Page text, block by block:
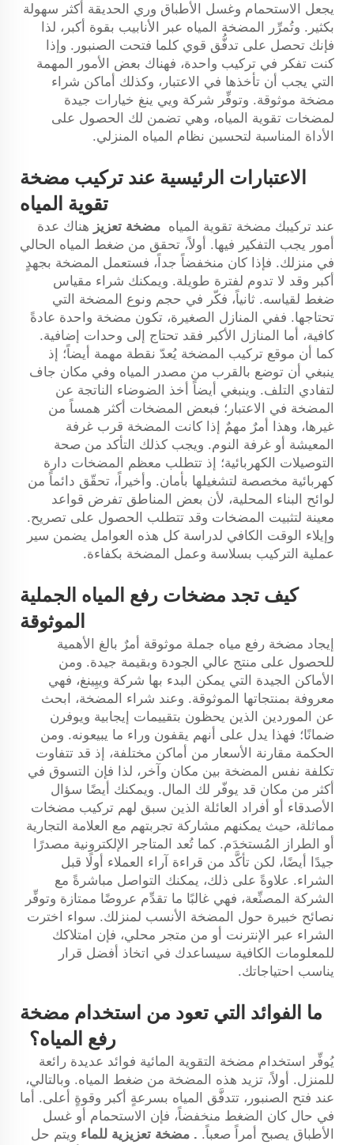
يجعل الاستحمام وغسل الأطباق وري الحديقة أكثر سهولة
بكثير. وتُمرِّر المضخة المياه عبر الأنابيب بقوة أكبر، لذا
فإنك تحصل على تدفُّق قوي كلما فتحت الصنبور. وإذا
كنت تفكر في تركيب واحدة، فهناك بعض الأمور المهمة
التي يجب أن تأخذها في الاعتبار، وكذلك أماكن شراء
مضخة موثوقة. وتوفِّر شركة ويي ينغ خيارات جيدة
لمضخات تقوية المياه، وهي تضمن لك الحصول على
الأداة المناسبة لتحسين نظام المياه المنزلي.
الاعتبارات الرئيسية عند تركيب مضخة
تقوية المياه
عند تركيبك مضخة تقوية المياه مضخة تعزيز هناك عدة
أمور يجب التفكير فيها. أولاً، تحقق من ضغط المياه الحالي
في منزلك. فإذا كان منخفضاً جداً، فستعمل المضخة بجهدٍ
أكبر وقد لا تدوم لفترة طويلة. ويمكنك شراء مقياس
ضغط لقياسه. ثانياً، فكّر في حجم ونوع المضخة التي
تحتاجها. ففي المنازل الصغيرة، تكون مضخة واحدة عادةً
كافية، أما المنازل الأكبر فقد تحتاج إلى وحدات إضافية.
كما أن موقع تركيب المضخة يُعدّ نقطة مهمة أيضاً؛ إذ
ينبغي أن توضع بالقرب من مصدر المياه وفي مكان جاف
لتفادي التلف. وينبغي أيضاً أخذ الضوضاء الناتجة عن
المضخة في الاعتبار؛ فبعض المضخات أكثر همساً من
غيرها، وهذا أمرٌ مهمٌ إذا كانت المضخة قرب غرفة
المعيشة أو غرفة النوم. ويجب كذلك التأكد من صحة
التوصيلات الكهربائية؛ إذ تتطلب معظم المضخات دارة
كهربائية مخصصة لتشغيلها بأمان. وأخيراً، تحقّق دائماً من
لوائح البناء المحلية، لأن بعض المناطق تفرض قواعد
معينة لتثبيت المضخات وقد تتطلب الحصول على تصريح.
وإيلاء الوقت الكافي لدراسة كل هذه العوامل يضمن سير
عملية التركيب بسلاسة وعمل المضخة بكفاءة.
كيف تجد مضخات رفع المياه الجملية
الموثوقة
إيجاد مضخة رفع مياه جملة موثوقة أمرٌ بالغ الأهمية
للحصول على منتج عالي الجودة وبقيمة جيدة. ومن
الأماكن الجيدة التي يمكن البدء بها شركة وييِينغ، فهي
معروفة بمنتجاتها الموثوقة. وعند شراء المضخة، ابحث
عن الموردين الذين يحظون بتقييمات إيجابية ويوفرن
ضمانًا؛ فهذا يدل على أنهم يقفون وراء ما يبيعونه. ومن
الحكمة مقارنة الأسعار من أماكن مختلفة، إذ قد تتفاوت
تكلفة نفس المضخة بين مكان وآخر، لذا فإن التسوق في
أكثر من مكان قد يوفّر لك المال. ويمكنك أيضًا سؤال
الأصدقاء أو أفراد العائلة الذين سبق لهم تركيب مضخات
مماثلة، حيث يمكنهم مشاركة تجربتهم مع العلامة التجارية
أو الطراز المُستخدَم. كما تُعد المتاجر الإلكترونية مصدرًا
جيدًا أيضًا، لكن تأكَّد من قراءة آراء العملاء أولًا قبل
الشراء. علاوةً على ذلك، يمكنك التواصل مباشرةً مع
الشركة المصنِّعة، فهي غالبًا ما تقدِّم عروضًا ممتازة وتوفِّر
نصائح خبيرة حول المضخة الأنسب لمنزلك. سواء اخترت
الشراء عبر الإنترنت أو من متجر محلي، فإن امتلاكك
للمعلومات الكافية سيساعدك في اتخاذ أفضل قرار
يناسب احتياجاتك.
ما الفوائد التي تعود من استخدام مضخة
رفع المياه؟
يُوفِّر استخدام مضخة التقوية المائية فوائد عديدة رائعة
للمنزل. أولاً، تزيد هذه المضخة من ضغط المياه. وبالتالي،
عند فتح الصنبور، تتدفَّق المياه بسرعةٍ أكبر وقوةٍ أعلى. أما
في حال كان الضغط منخفضاً، فإن الاستحمام أو غسل
الأطباق يصبح أمراً صعباً. . مضخة تعزيزية للماء ويتم حل